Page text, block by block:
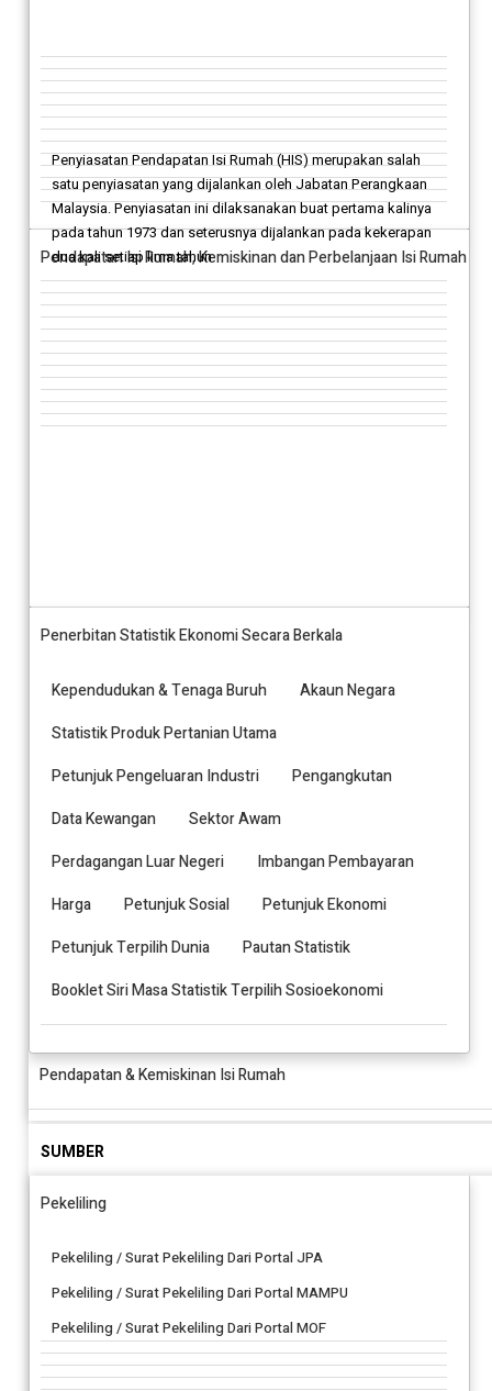
Pendapatan Isi Rumah, Kemiskinan dan Perbelanjaan Isi Rumah
Penyiasatan Pendapatan Isi Rumah (HIS) merupakan salah
satu penyiasatan yang dijalankan oleh Jabatan Perangkaan
Malaysia. Penyiasatan ini dilaksanakan buat pertama kalinya
pada tahun 1973 dan seterusnya dijalankan pada kekerapan
dua kali setiap lima tahun
Penerbitan Statistik Ekonomi Secara Berkala
Kependudukan & Tenaga Buruh
Akaun Negara
Statistik Produk Pertanian Utama
Petunjuk Pengeluaran Industri
Pengangkutan
Data Kewangan
Sektor Awam
Perdagangan Luar Negeri
Imbangan Pembayaran
Harga
Petunjuk Sosial
Petunjuk Ekonomi
Petunjuk Terpilih Dunia
Pautan Statistik
Booklet Siri Masa Statistik Terpilih Sosioekonomi
Pendapatan & Kemiskinan Isi Rumah
SUMBER
Pekeliling
Pekeliling / Surat Pekeliling Dari Portal JPA
Pekeliling / Surat Pekeliling Dari Portal MAMPU
Pekeliling / Surat Pekeliling Dari Portal MOF